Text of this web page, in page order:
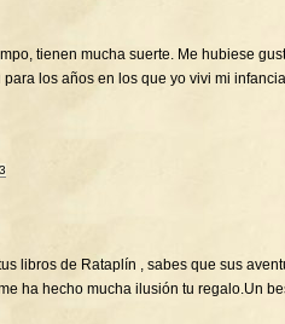
tienen mucha suerte. Me hubiese
los años en los que yo vivi mi
libros de Rataplín , sabes que sus
ha hecho mucha ilusión tu regalo.Un